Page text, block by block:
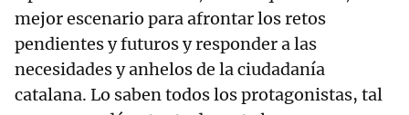
mejor escenario para afrontar los retos
pendientes y futuros y responder a las
necesidades y anhelos de la ciudadanía
catalana. Lo saben todos los protagonistas, tal